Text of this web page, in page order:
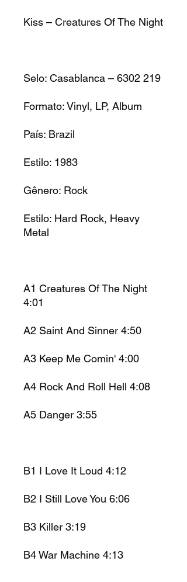
Kiss – Creatures Of The Night
Selo: Casablanca – 6302 219
Formato: Vinyl, LP, Album
País: Brazil
Estilo: 1983
Gênero: Rock
Estilo: Hard Rock, Heavy
Metal
A1 Creatures Of The Night
4:01
A2 Saint And Sinner 4:50
A3 Keep Me Comin' 4:00
A4 Rock And Roll Hell 4:08
A5 Danger 3:55
B1 I Love It Loud 4:12
B2 I Still Love You 6:06
B3 Killer 3:19
B4 War Machine 4:13